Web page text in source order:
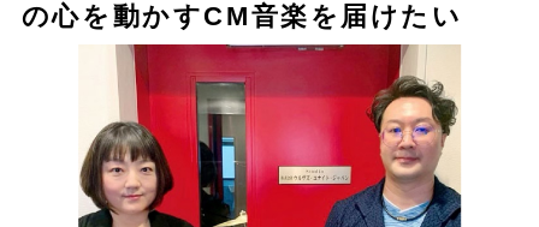
の心を動かすCM音楽を届けたい